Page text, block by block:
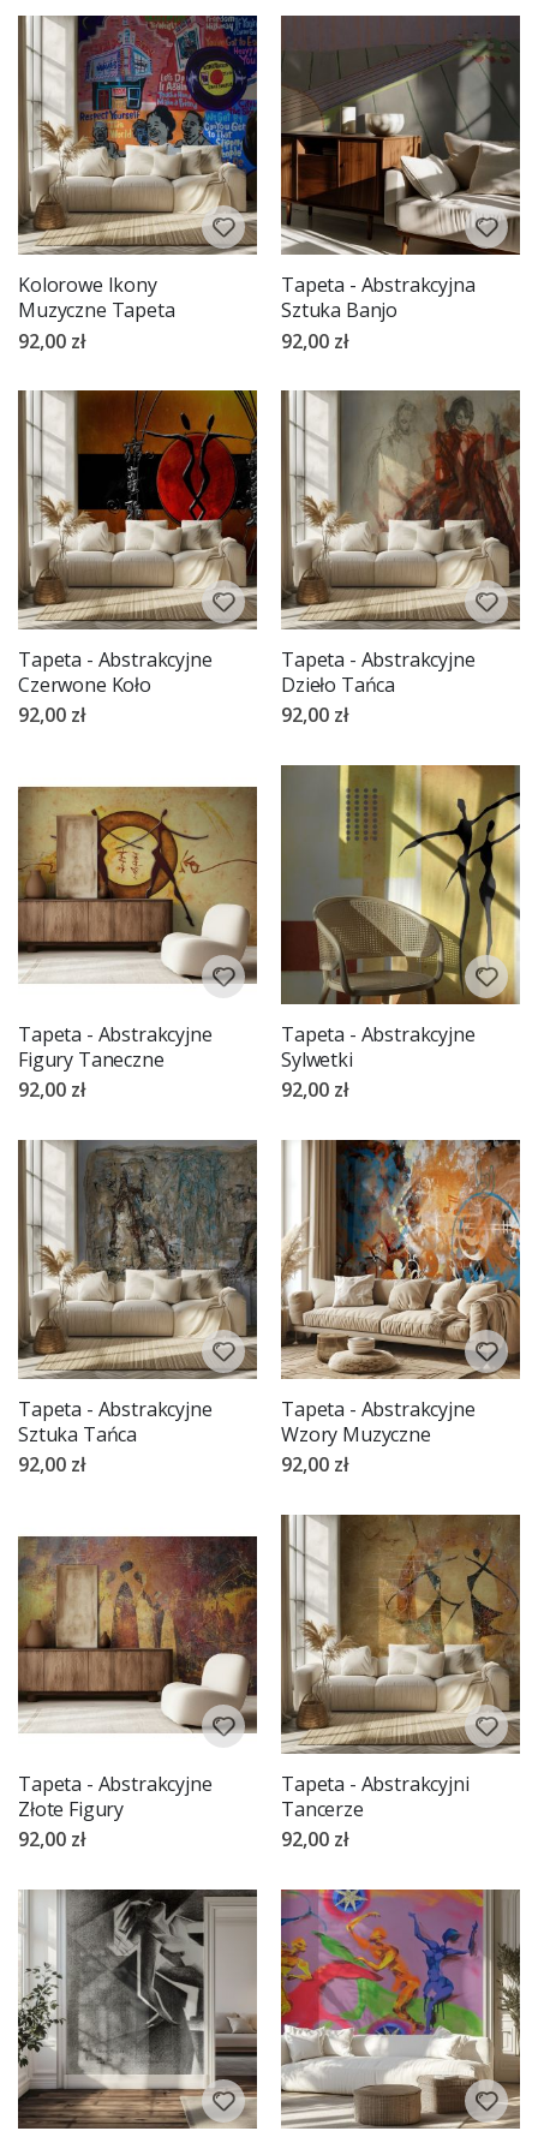
Kolorowe Ikony
Muzyczne Tapeta
92,00 zł
Tapeta - Abstrakcyjna
Sztuka Banjo
92,00 zł
Tapeta - Abstrakcyjne
Czerwone Koło
92,00 zł
Tapeta - Abstrakcyjne
Dzieło Tańca
92,00 zł
Tapeta - Abstrakcyjne
Figury Taneczne
92,00 zł
Tapeta - Abstrakcyjne
Sylwetki
92,00 zł
Tapeta - Abstrakcyjne
Sztuka Tańca
92,00 zł
Tapeta - Abstrakcyjne
Wzory Muzyczne
92,00 zł
Tapeta - Abstrakcyjne
Złote Figury
92,00 zł
Tapeta - Abstrakcyjni
Tancerze
92,00 zł